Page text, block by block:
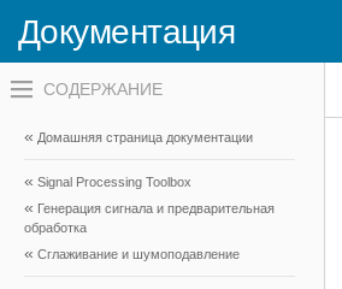
Документация
Переключатель
навигационного
вне
холста
навигационного
меню
вне
холста
Домашняя страница документации
Signal Processing Toolbox
Генерация сигнала и предварительная
обработка
Сглаживание и шумоподавление